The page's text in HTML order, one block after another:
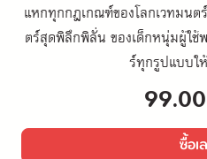
แหกทุกกฎเกณฑ์ของโลกเวทมน
ตร์สุดพิลึกพิลั่น ของเด็กหนุ่มผู้ใช้
ร์ทุกรูปแบบใ
ซื้อเ